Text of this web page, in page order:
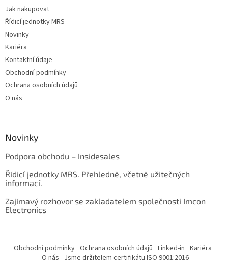
Jak nakupovat
Řídicí jednotky MRS
Novinky
Kariéra
Kontaktní údaje
Obchodní podmínky
Ochrana osobních údajů
O nás
Novinky
Podpora obchodu – Insidesales
Řídicí jednotky MRS. Přehledně, včetně užitečných
informací.
Zajímavý rozhovor se zakladatelem společnosti Imcon
Electronics
Obchodní podmínky Ochrana osobních údajů Linked-in Kariéra
O nás Jsme držitelem certifikátu ISO 9001:2016